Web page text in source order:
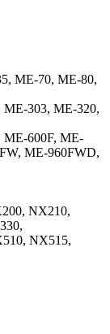
ME-70, ME-80,
303, ME-320,
ME-600F, ME-
ME-960FWD,
NX210,
NX515,